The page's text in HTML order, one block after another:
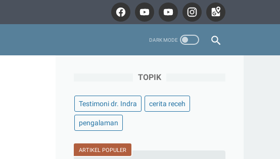
TOPIK
Testimoni dr. Indra cerita receh
pengalaman
ARTIKEL POPULER